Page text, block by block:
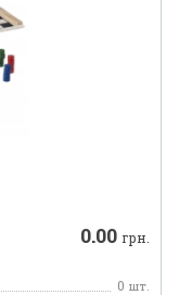
0.00 грн.
0 шт.